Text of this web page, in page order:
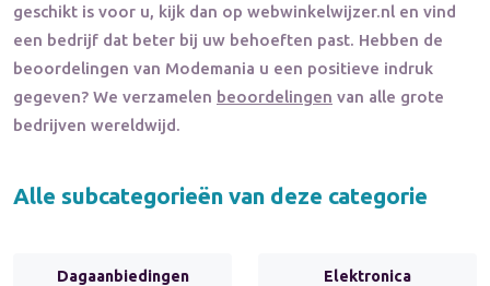
geschikt is voor u, kijk dan op webwinkelwijzer.nl en vind
een bedrijf dat beter bij uw behoeften past. Hebben de
beoordelingen van Modemania u een positieve indruk
gegeven? We verzamelen beoordelingen van alle grote
bedrijven wereldwijd.
Alle subcategorieën van deze categorie
Dagaanbiedingen Elektronica